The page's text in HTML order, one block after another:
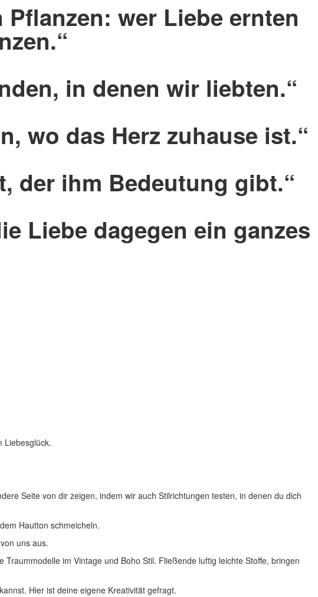
wer Liebe ernten
in denen wir liebten.“
wo das Herz zuhause ist.“
der ihm Bedeutung gibt.“
Liebe dagegen ein ganzes
Liebesglück.
Seite von dir zeigen, indem wir auch Stilrichtungen testen, in denen du dich
Hautton schmeicheln.
uns aus.
im Vintage und Boho Stil. Fließende luftig leichte Stoffe, bringen
Hier ist deine eigene Kreativität gefragt.